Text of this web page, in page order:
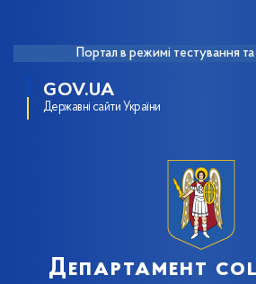
Портал в режимі тестування
GOV.UA
Державні сайти України
Департамент